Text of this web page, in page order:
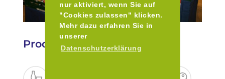
nur aktiviert, wenn Sie auf
"Cookies zulassen" klicken.
Mehr dazu erfahren Sie in
unserer
Datenschutzerklärung
Produkte